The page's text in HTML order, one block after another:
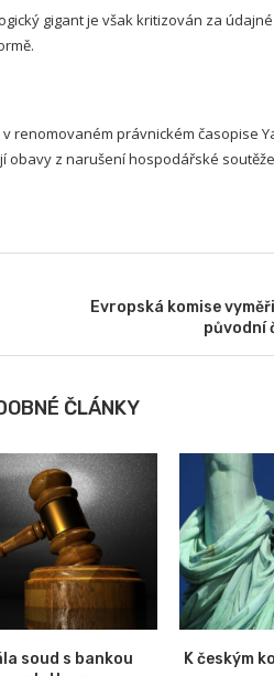
gigant je však kritizován za
renomovaném právnickém časopise
z narušení hospodářské
Evropská komise
původní
ČLÁNKY
soud s bankou
K českým